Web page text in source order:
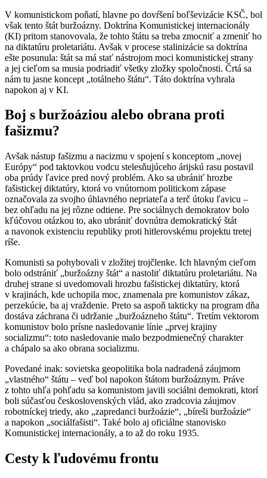
V komunistickom poňatí, hlavne po dovŕšení boľševizácie KSČ, bol
však tento štát buržoázny. Doktrína Komunistickej internacionály
(KI) pritom stanovovala, že tohto štátu sa treba zmocniť a zmeniť ho
na diktatúru proletariátu. Avšak v procese stalinizácie sa doktrína
ešte posunula: štát sa má stať nástrojom moci komunistickej strany
a jej cieľom sa musia podriadiť všetky zložky spoločnosti. Črtá sa
nám tu jasne koncept „totálneho štátu“. Táto doktrína vyhrala
napokon aj v KI.
Boj s buržoáziou alebo obrana proti
fašizmu?
Avšak nástup fašizmu a nacizmu v spojení s konceptom „novej
Európy“ pod taktovkou vodcu stelesňujúceho árijskú rasu postavil
oba prúdy ľavice pred nový problém. Ako sa ubrániť hrozbe
fašistickej diktatúry, ktorá vo vnútornom politickom zápase
označovala za svojho úhlavného nepriateľa a terč útoku ľavicu –
bez ohľadu na jej rôzne odtiene. Pre sociálnych demokratov bolo
kľúčovou otázkou to, ako ubrániť dovnútra demokratický štát
a navonok existenciu republiky proti hitlerovskému projektu tretej
ríše.
Komunisti sa pohybovali v zložitej trojčlenke. Ich hlavným cieľom
bolo odstrániť „buržoázny štát“ a nastoliť diktatúru proletariátu. Na
druhej strane si uvedomovali hrozbu fašistickej diktatúry, ktorá
v krajinách, kde uchopila moc, znamenala pre komunistov zákaz,
perzekúcie, ba aj vraždenie. Preto sa aspoň takticky na program dňa
dostáva záchrana či udržanie „buržoázneho štátu“. Tretím vektorom
komunistov bolo prísne nasledovanie línie „prvej krajiny
socializmu“: toto nasledovanie malo bezpodmienečný charakter
a chápalo sa ako obrana socializmu.
Povedané inak: sovietska geopolitika bola nadradená záujmom
„vlastného“ štátu – veď bol napokon štátom buržoáznym. Práve
z tohto uhľa pohľadu sa komunistom javili sociálni demokrati, ktorí
boli súčasťou československých vlád, ako zradcovia záujmov
robotníckej triedy, ako „zapredanci buržoázie“, „bíreši buržoázie“
a napokon „sociálfašisti“. Také bolo aj oficiálne stanovisko
Komunistickej internacionály, a to až do roku 1935.
Cesty k ľudovému frontu